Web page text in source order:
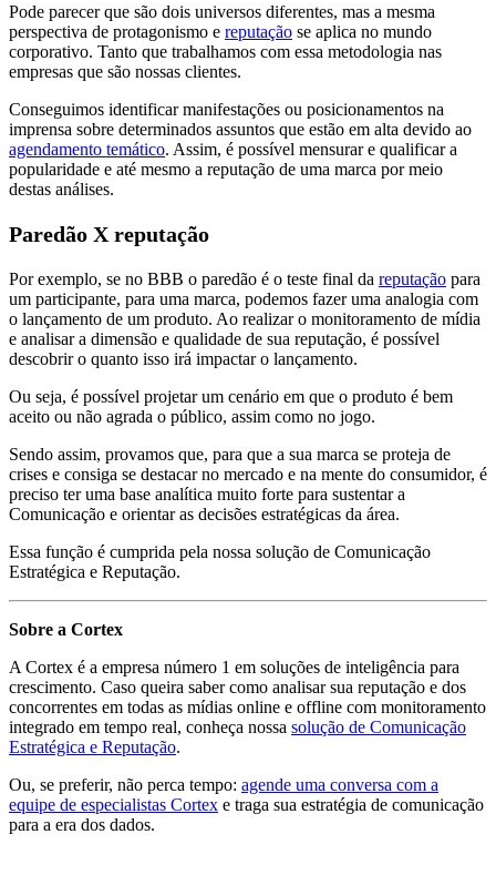
Pode parecer que são dois universos diferentes, mas a mesma
perspectiva de protagonismo e reputação se aplica no mundo
corporativo. Tanto que trabalhamos com essa metodologia nas
empresas que são nossas clientes.
Conseguimos identificar manifestações ou posicionamentos na
imprensa sobre determinados assuntos que estão em alta devido ao
agendamento temático. Assim, é possível mensurar e qualificar a
popularidade e até mesmo a reputação de uma marca por meio
destas análises.
Paredão X reputação
Por exemplo, se no BBB o paredão é o teste final da reputação para
um participante, para uma marca, podemos fazer uma analogia com
o lançamento de um produto. Ao realizar o monitoramento de mídia
e analisar a dimensão e qualidade de sua reputação, é possível
descobrir o quanto isso irá impactar o lançamento.
Ou seja, é possível projetar um cenário em que o produto é bem
aceito ou não agrada o público, assim como no jogo.
Sendo assim, provamos que, para que a sua marca se proteja de
crises e consiga se destacar no mercado e na mente do consumidor, é
preciso ter uma base analítica muito forte para sustentar a
Comunicação e orientar as decisões estratégicas da área.
Essa função é cumprida pela nossa solução de Comunicação
Estratégica e Reputação.
Sobre a Cortex
A Cortex é a empresa número 1 em soluções de inteligência para
crescimento. Caso queira saber como analisar sua reputação e dos
concorrentes em todas as mídias online e offline com monitoramento
integrado em tempo real, conheça nossa solução de Comunicação
Estratégica e Reputação.
Ou, se preferir, não perca tempo: agende uma conversa com a
equipe de especialistas Cortex e traga sua estratégia de comunicação
para a era dos dados.